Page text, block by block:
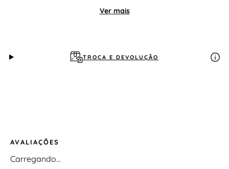
Ver mais
TROCA E DEVOLUÇÃO
AVALIAÇÕES
Carregando…